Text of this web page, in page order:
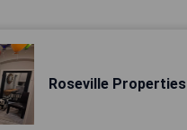
Roseville Properties